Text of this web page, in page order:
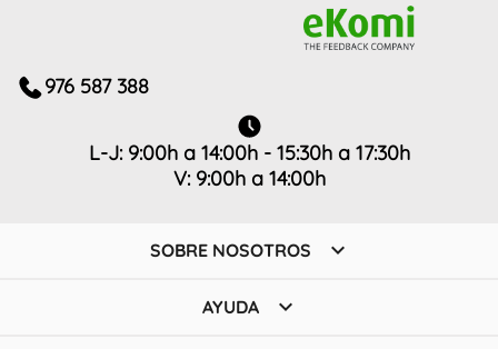
976 587 388
L-J: 9:00h a 14:00h - 15:30h a 17:30h
V: 9:00h a 14:00h
SOBRE NOSOTROS 
AYUDA 